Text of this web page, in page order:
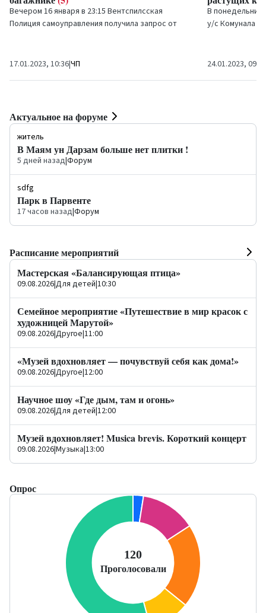
Вечером 16 января в 23:15 Вентспилсская
Полиция самоуправления получила запрос от
17.01.2023, 10:36|ЧП
В
у/с Комунала
24.01.2023, 09:08
Актуальное на форуме
житель
В Маям ун Дарзам больше нет плитки !
5 дней назад|Форум
sdfg
Парк в Парвенте
17 часов назад|Форум
Расписание мероприятий
Мастерская «Балансирующая птица»
09.08.2026|Для детей|10:30
Семейное мероприятие «Путешествие в мир красок с
художницей Марутой»
09.08.2026|Другое|11:00
«Музей вдохновляет — почувствуй себя как дома!»
09.08.2026|Другое|12:00
Научное шоу «Где дым, там и огонь»
09.08.2026|Для детей|12:00
Музей вдохновляет! Musica brevis. Короткий концерт
09.08.2026|Музыка|13:00
Опрос